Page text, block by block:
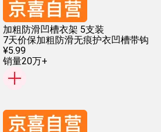
加粗防滑凹槽衣架 5支装
7天价保加粗防滑无痕护衣凹槽带钩
¥5.99
销量20万+